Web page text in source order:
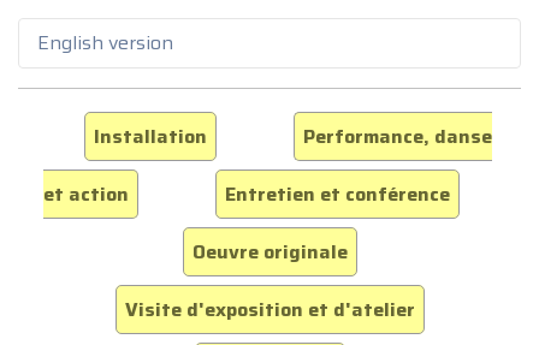
English version
Installation
Performance, danse
et action
Entretien et conférence
Oeuvre originale
Visite d'exposition et d'atelier